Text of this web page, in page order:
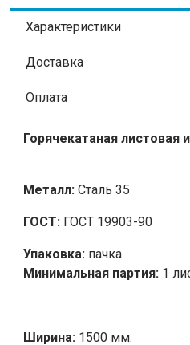
Характеристики
Доставка
Оплата
Горячекатаная листовая
Металл: Сталь 35
ГОСТ: ГОСТ 19903-90
Упаковка: пачка
Минимальная партия: 1
Ширина: 1500 мм.